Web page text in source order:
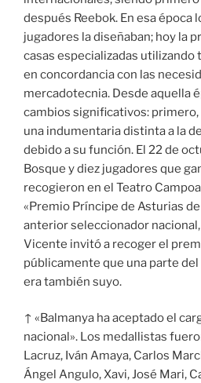
después Reebok. En esa época
jugadores la diseñaban; hoy la
casas especializadas utilizando
en concordancia con las
mercadotecnia. Desde aquella
cambios significativos:
una indumentaria distinta a la
debido a su función. El 22 de
Bosque y diez jugadores que
recogieron en el Teatro
«Premio Príncipe de Asturias
anterior seleccionador
Vicente invitó a recoger el
públicamente que una parte
era también suyo.
↑ «Balmanya ha aceptado el
nacional». Los medallistas
Lacruz, Iván Amaya, Carlos
Ángel Angulo, Xavi, José Mari,